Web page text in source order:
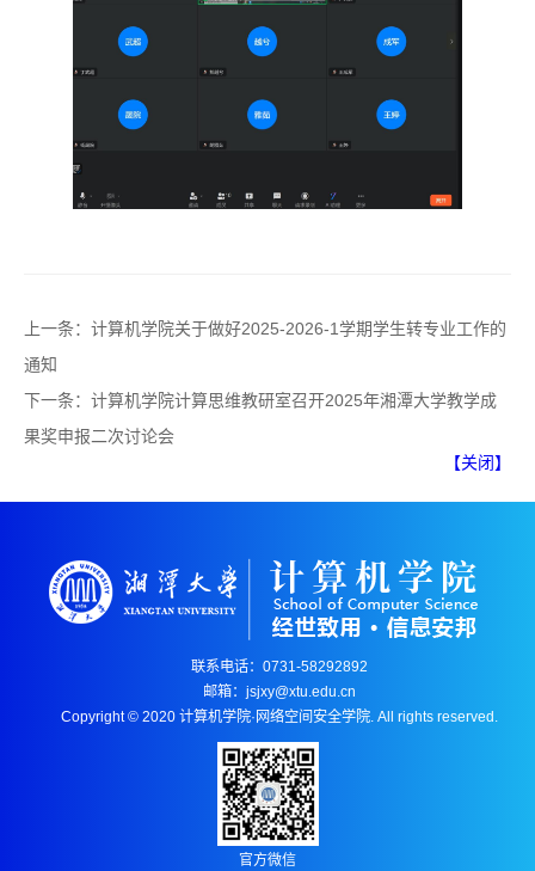
上一条： 计算机学院关于做好2025-2026-1学期学生转专业工作的
通知
下一条： 计算机学院计算思维教研室召开2025年湘潭大学教学成
果奖申报二次讨论会​
【关闭】
联系电话：0731-58292892
邮箱：jsjxy@xtu.edu.cn
Copyright © 2020 计算机学院·网络空间安全学院. All rights reserved.
官方微信